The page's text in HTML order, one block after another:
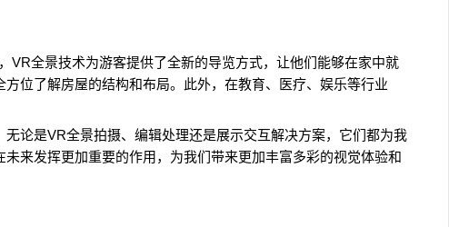
VR全景技术为游客提供了全新的导览方式，让他们能够在家中就
位了解房屋的结构和布局。此外，在教育、医疗、娱乐等行业
论是VR全景拍摄、编辑处理还是展示交互解决方案，它们都为我
来发挥更加重要的作用，为我们带来更加丰富多彩的视觉体验和